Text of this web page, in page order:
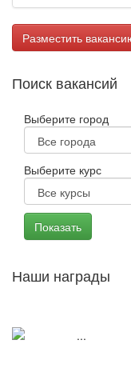
Разместить
Поиск вакансий
Выберите город
Выберите курс
Наши награды